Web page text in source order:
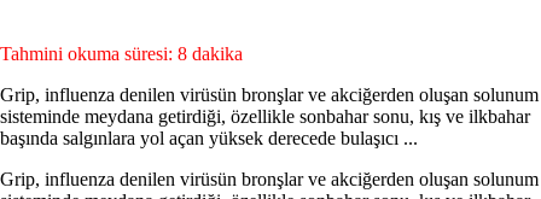
Tahmini okuma süresi: 8 dakika
Grip, influenza denilen virüsün bronşlar ve akciğerden oluşan solunum
sisteminde meydana getirdiği, özellikle sonbahar sonu, kış ve ilkbahar
başında salgınlara yol açan yüksek derecede bulaşıcı ...
Grip, influenza denilen virüsün bronşlar ve akciğerden oluşan solunum